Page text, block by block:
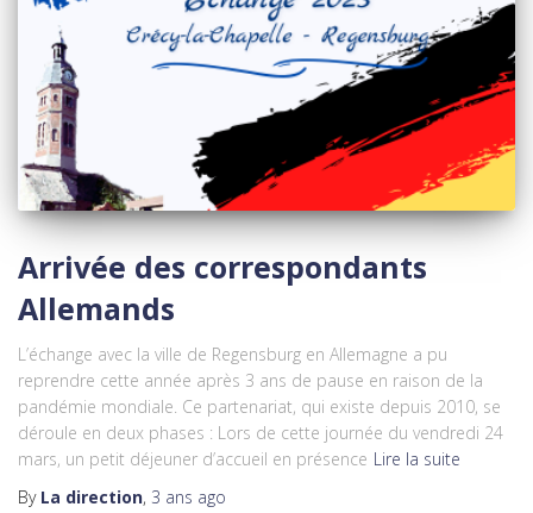
Arrivée des correspondants
Allemands
L’échange avec la ville de Regensburg en Allemagne a pu
reprendre cette année après 3 ans de pause en raison de la
pandémie mondiale. Ce partenariat, qui existe depuis 2010, se
déroule en deux phases : Lors de cette journée du vendredi 24
mars, un petit déjeuner d’accueil en présence Lire la suite
By La direction, 3 ans ago